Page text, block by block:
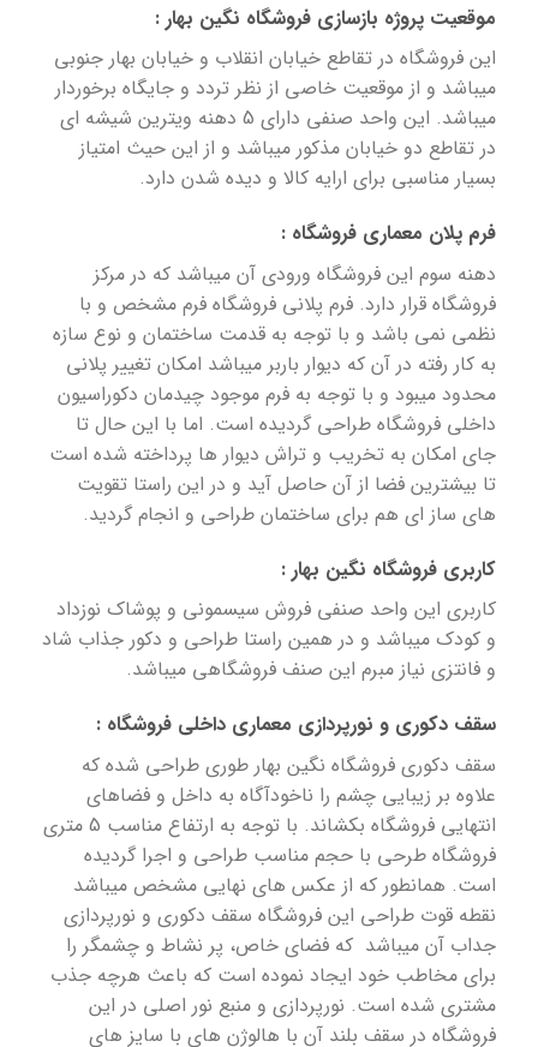
موقعیت پروژه بازسازی فروشگاه نگین بهار :
این فروشگاه در تقاطع خیابان انقلاب و خیابان بهار جنوبی
میباشد و از موقعیت خاصی از نظر تردد و جایگاه برخوردار
میباشد. این واحد صنفی دارای 5 دهنه ویترین شیشه ای
در تقاطع دو خیابان مذکور میباشد و از این حیث امتیاز
بسیار مناسبی برای ارایه کالا و دیده شدن دارد.
فرم پلان معماری فروشگاه :
دهنه سوم این فروشگاه ورودی آن میباشد که در مرکز
فروشگاه قرار دارد. فرم پلانی فروشگاه فرم مشخص و با
نظمی نمی باشد و با توجه به قدمت ساختمان و نوع سازه
به کار رفته در آن که دیوار باربر میباشد امکان تغییر پلانی
محدود میبود و با توجه به فرم موجود چیدمان دکوراسیون
داخلی فروشگاه طراحی گردیده است. اما با این حال تا
جای امکان به تخریب و تراش دیوار ها پرداخته شده است
تا بیشترین فضا از آن حاصل آید و در این راستا تقویت
های ساز ای هم برای ساختمان طراحی و انجام گردید.
کاربری فروشگاه نگین بهار :
کاربری این واحد صنفی فروش سیسمونی و پوشاک نوزداد
و کودک میباشد و در همین راستا طراحی و دکور جذاب شاد
و فانتزی نیاز مبرم این صنف فروشگاهی میباشد.
سقف دکوری و نورپردازی معماری داخلی فروشگاه :
سقف دکوری فروشگاه نگین بهار طوری طراحی شده که
علاوه بر زیبایی چشم را ناخودآگاه به داخل و فضاهای
انتهایی فروشگاه بکشاند. با توجه به ارتفاع مناسب 5 متری
فروشگاه طرحی با حجم مناسب طراحی و اجرا گردیده
است. همانطور که از عکس های نهایی مشخص میباشد
نقطه قوت طراحی این فروشگاه سقف دکوری و نورپردازی
جداب آن میباشد که فضای خاص، پر نشاط و چشمگر را
برای مخاطب خود ایجاد نموده است که باعث هرچه جذب
مشتری شده است. نورپردازی و منبع نور اصلی در این
فروشگاه در سقف بلند آن با هالوژن های با سایز های